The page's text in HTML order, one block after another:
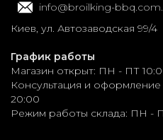
info@broilking-
Киев, ул. Автозаводская 99/4
График работы
Магазин открыт: ПН - ПТ
Консультация и оформление
20:00
Режим работы склада: ПН -